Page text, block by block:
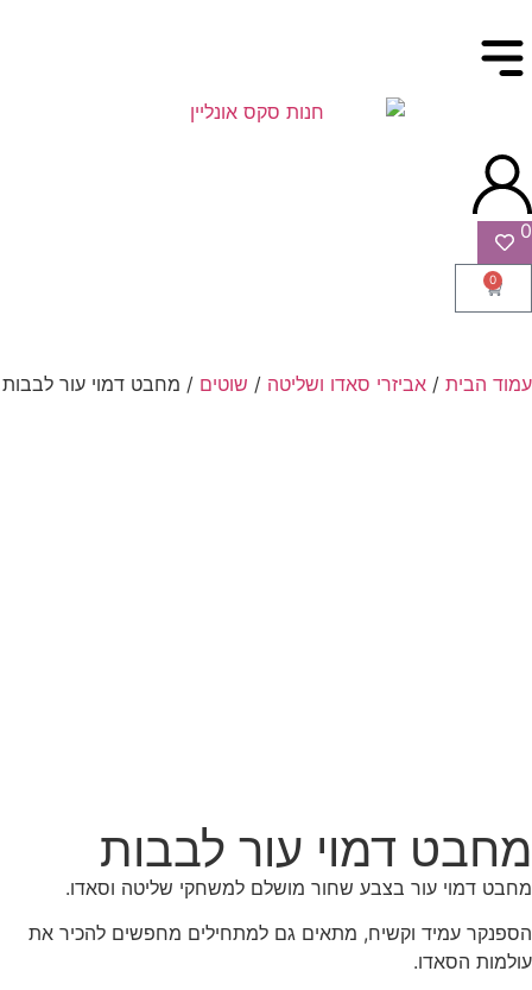
0
0
עמוד הבית / אביזרי סאדו ושליטה / שוטים / מחבט דמוי עור לבבות
מחבט דמוי עור לבבות
מחבט דמוי עור בצבע שחור מושלם למשחקי שליטה וסאדו.
הספנקר עמיד וקשיח, מתאים גם למתחילים מחפשים להכיר את
עולמות הסאדו.